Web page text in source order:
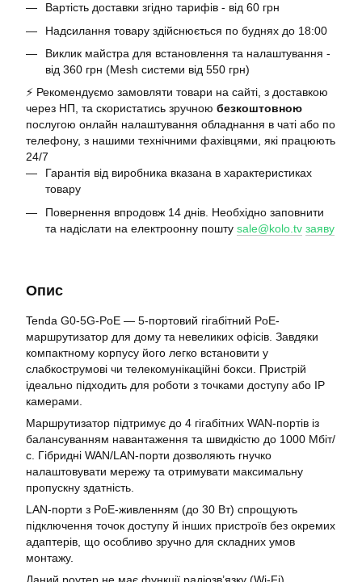
Вартість доставки згідно тарифів - від 60 грн
Надсилання товару здійснюється по буднях до 18:00
Виклик майстра для встановлення та налаштування -
від 360 грн (Mesh системи від 550 грн)
⚡️ Рекомендуємо замовляти товари на сайті, з доставкою
через НП, та скористатись зручною безкоштовною
послугою онлайн налаштування обладнання в чаті або по
телефону, з нашими технічними фахівцями, які працюють
24/7
Гарантія від виробника вказана в характеристиках
товару
Повернення впродовж 14 днів. Необхідно заповнити
та надіслати на електроонну пошту sale@kolo.tv заяву
Опис
Tenda G0-5G-PoE — 5-портовий гігабітний PoE-
маршрутизатор для дому та невеликих офісів. Завдяки
компактному корпусу його легко встановити у
слабкострумові чи телекомунікаційні бокси. Пристрій
ідеально підходить для роботи з точками доступу або IP
камерами.
Маршрутизатор підтримує до 4 гігабітних WAN-портів із
балансуванням навантаження та швидкістю до 1000 Мбіт/
с. Гібридні WAN/LAN-порти дозволяють гнучко
налаштовувати мережу та отримувати максимальну
пропускну здатність.
LAN-порти з PoE-живленням (до 30 Вт) спрощують
підключення точок доступу й інших пристроїв без окремих
адаптерів, що особливо зручно для складних умов
монтажу.